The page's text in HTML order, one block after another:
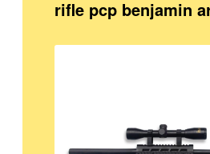
rifle pcp benjamin